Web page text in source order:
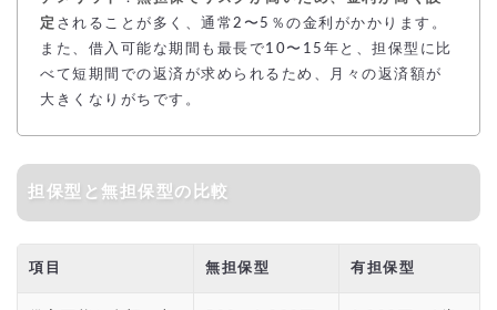
定 されることが多く、通常2〜5％の金利がかかります。
また、借入可能な期間も最長で10〜15年と、担保型に比
べて短期間での返済が求められるため、月々の返済額が
大きくなりがちです。
担保型と無担保型の比較
項目 無担保型 有担保型